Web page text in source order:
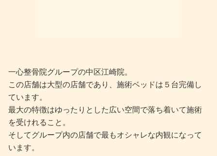
一心整骨院グループの中区江崎院。
この店舗は大型の店舗であり、施術ベッドは５台完備し
ています。
最大の特徴はゆったりとした広い空間で落ち着いて施術
を受けれること。
そしてグループ内の店舗で最もオシャレな内観になって
います。